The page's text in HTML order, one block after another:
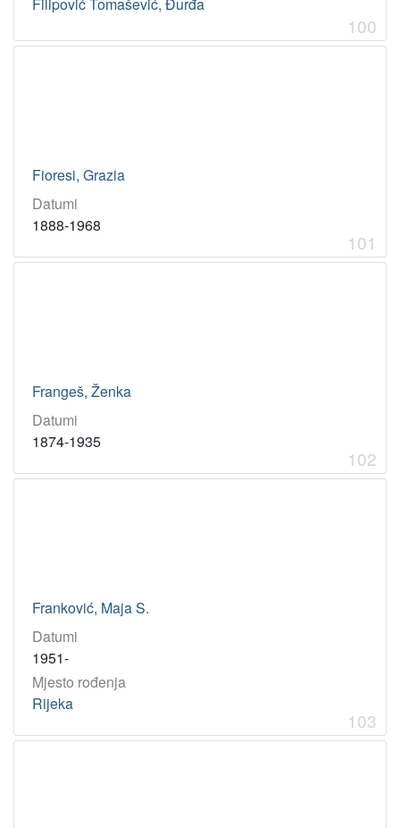
100
Fioresi, Grazia
Datumi
1888-1968
101
Frangeš, Ženka
Datumi
1874-1935
102
Franković, Maja S.
Datumi
1951-
Mjesto rođenja
Rijeka
103